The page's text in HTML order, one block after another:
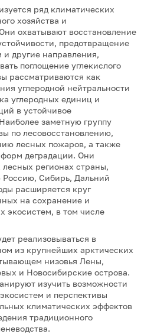
ряд климатических
хозяйства и
охватывают восстановление
предотвращение
и другие направления,
поглощение углекислого
рассматриваются как
углеродной нейтральности
углеродных единиц и
в устойчивое
заметную группу
по лесовосстановлению,
лесных пожаров, а также
деградации. Они
регионах страны,
Сибирь, Дальний
расширяется круг
на сохранение и
экосистем, в том числе
реализовываться в
из крупнейших арктических
низовья Лены,
и Новосибирские острова.
изучить возможности
и перспективы
климатических эффектов
традиционного